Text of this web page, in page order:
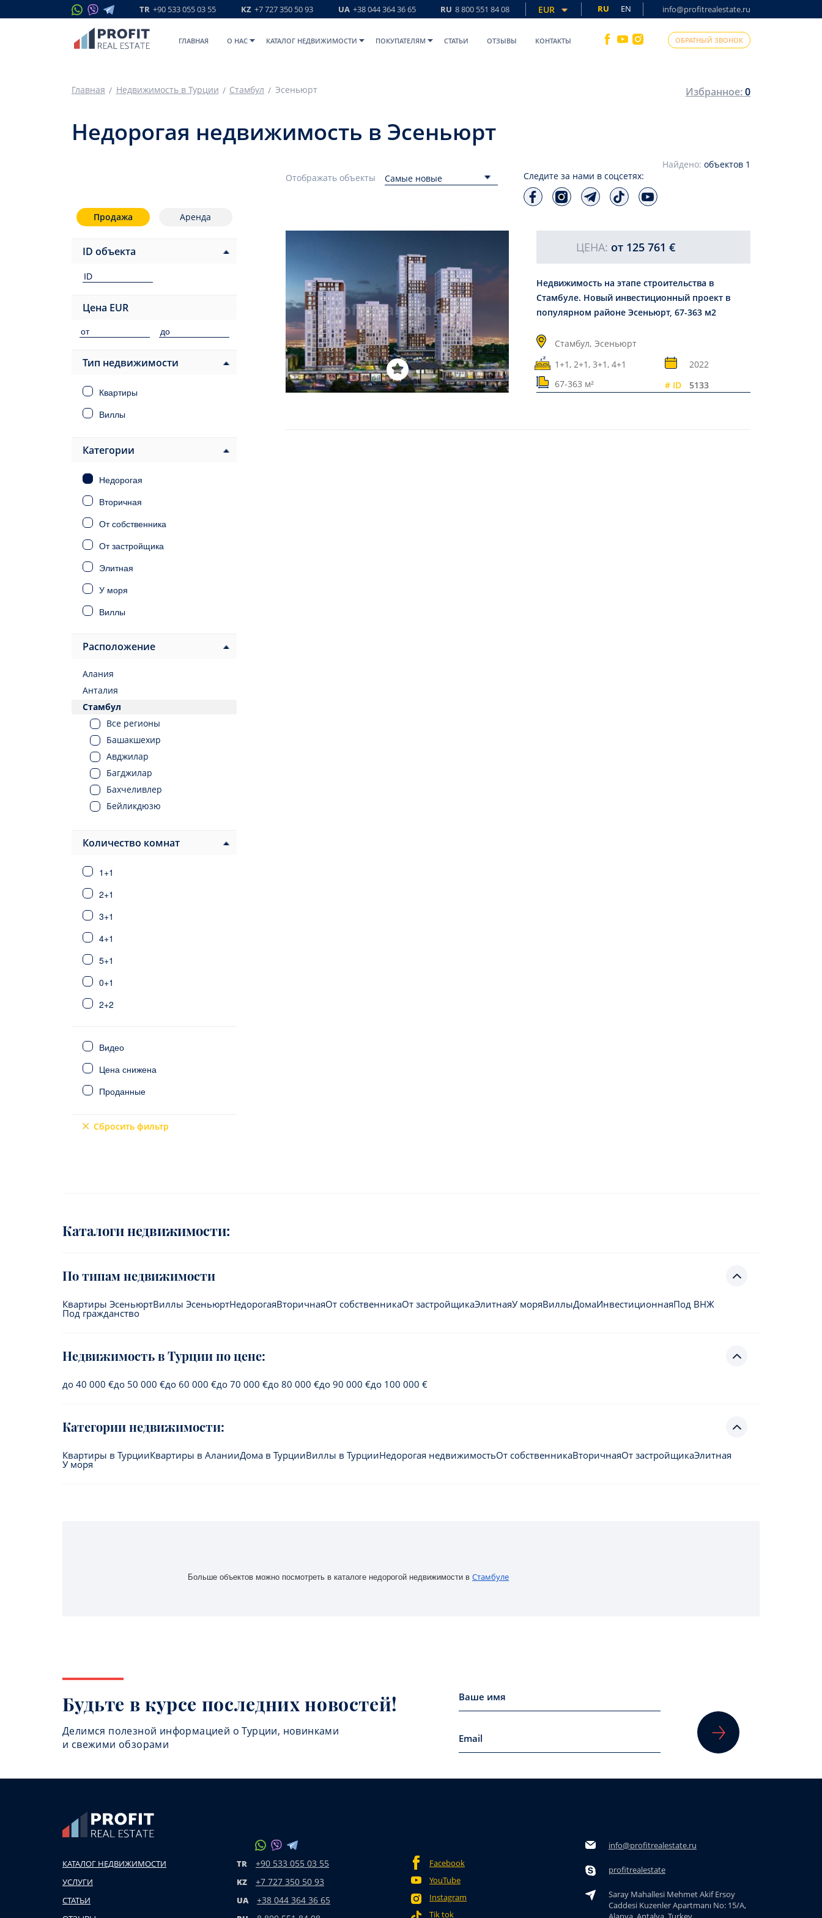
TR +90 533 055 03 55 KZ +7 727 350 50 93 UA +38 044 364 36 65 RU 8 800 551 84 08 EUR RU EN info@profitrealestate.ru
ГЛАВНАЯ O НАС КАТАЛОГ НЕДВИЖИМОСТИ ПОКУПАТЕЛЯМ СТАТЬИ ОТЗЫВЫ КОНТАКТЫ ОБРАТНЫЙ ЗВОНОК
Главная Недвижимость в Турции Стамбул Эсеньюрт Избранное:0
Недорогая недвижимость в Эсеньюрт
Продажа Аренда
ID объекта
Цена EUR
Тип недвижимости
Квартиры
Виллы
Категории
Недорогая
Вторичная
От собственника
От застройщика
Элитная
У моря
Виллы
Под ВНЖ
Расположение
Алания
Анталия
Стамбул
Все регионы
Башакшехир
Авджилар
Багджилар
Бахчеливлер
Бейликдюзю
Буюкчекмедже
Фатих
Сарыер
Шишли
Эйюп
Зейтинбурну
Фетхие
Сиде
Калкан/Каш
Количество комнат
1+1
2+1
3+1
4+1
5+1
0+1
2+2
6+1
4+2
5+2
Видео
Цена снижена
Проданные
Сбросить фильтр
Отображать объекты Самые новые Следите за нами в соцсетях:
Найдено: объектов 1
ЦЕНА: от 125 761 €
Недвижимость на этапе строительства в
Стамбуле. Новый инвестиционный проект в
популярном районе Эсеньюрт, 67-363 м2
Стамбул, Эсеньюрт
1+1, 2+1, 3+1, 4+1
2022
67-363 м²
# ID 5133
Каталоги недвижимости:
По типам недвижимости
Квартиры ЭсеньюртВиллы ЭсеньюртНедорогаяВторичнаяОт собственникаОт застройщикаЭлитнаяУ моряВиллыДомаИнвестиционнаяПод ВНЖ
Под гражданство
Недвижимость в Турции по цене:
до 40 000 €до 50 000 €до 60 000 €до 70 000 €до 80 000 €до 90 000 €до 100 000 €
Категории недвижимости:
Квартиры в ТурцииКвартиры в АланииДома в ТурцииВиллы в ТурцииНедорогая недвижимостьОт собственникаВторичнаяОт застройщикаЭлитная
У моря
Больше объектов можно посмотреть в каталоге недорогой недвижимости в Стамбуле
Будьте в курсе последних новостей!
Делимся полезной информацией о Турции, новинками
и свежими обзорами
КАТАЛОГ НЕДВИЖИМОСТИ
УСЛУГИ
СТАТЬИ
TR +90 533 055 03 55
KZ +7 727 350 50 93
UA +38 044 364 36 65
Facebook
YouTube
Instagram
Tik tok
info@profitrealestate.ru
profitrealestate
Saray Mahallesi Mehmet Akif Ersoy
Caddesi Kuzenler Apartmanı No: 15/A,